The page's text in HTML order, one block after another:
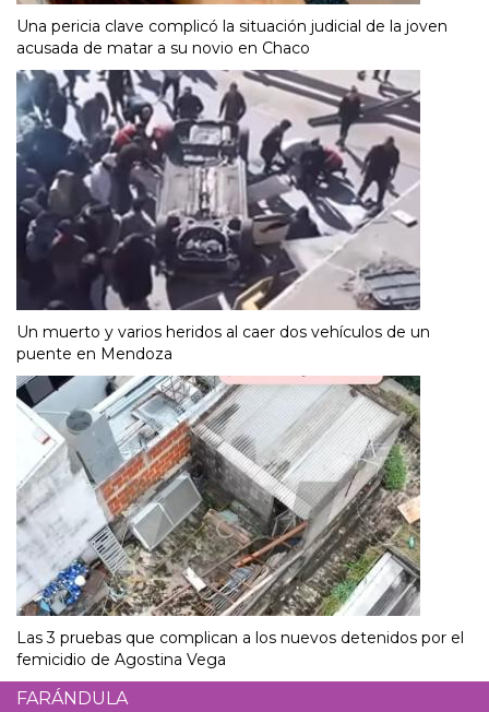
Una pericia clave complicó la situación judicial de la joven
acusada de matar a su novio en Chaco
Un muerto y varios heridos al caer dos vehículos de un
puente en Mendoza
Las 3 pruebas que complican a los nuevos detenidos por el
femicidio de Agostina Vega
FARÁNDULA